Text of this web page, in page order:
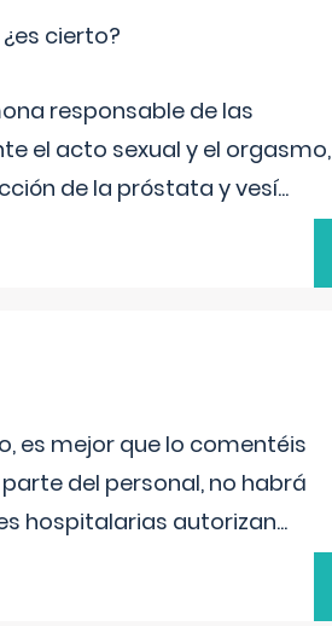
cierto?
responsable de las
el acto sexual y el orgasmo,
de la próstata y vesí...
es mejor que lo comentéis
del personal, no habrá
hospitalarias autorizan...